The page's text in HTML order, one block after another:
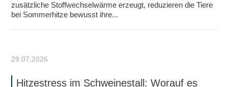
zusätzliche Stoffwechselwärme erzeugt, reduzieren die Tiere
bei Sommerhitze bewusst ihre...
29.07.2026
Hitzestress im Schweinestall: Worauf es